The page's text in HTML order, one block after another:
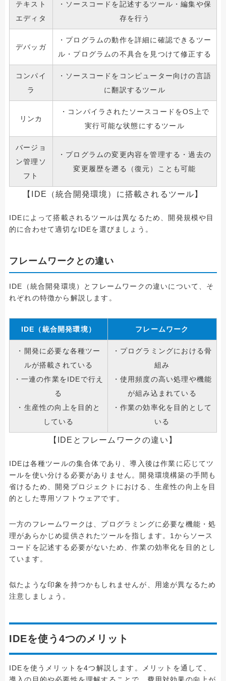
テキスト
エディタ
・ソースコードを記述するツール・編集や保
存を行う
デバッガ
・プログラムの動作を詳細に確認できるツー
ル・プログラムの不具合を見つけて修正する
コンパイ
ラ
・ソースコードをコンピューター向けの言語
に翻訳するツール
リンカ
・コンパイラされたソースコードをOS上で
実行可能な状態にするツール
バージョ
ン管理ソ
フト
・プログラムの変更内容を管理する・過去の
変更履歴を遡る（復元）ことも可能
【IDE（統合開発環境）に搭載されるツール】
IDEによって搭載されるツールは異なるため、開発規模や目
的に合わせて適切なIDEを選びましょう。
フレームワークとの違い
IDE（統合開発環境）とフレームワークの違いについて、そ
れぞれの特徴から解説します。
IDE（統合開発環境） フレームワーク
・開発に必要な各種ツー
ルが搭載されている
・一連の作業をIDEで行え
る
・生産性の向上を目的と
している
・プログラミングにおける骨
組み
・使用頻度の高い処理や機能
が組み込まれている
・作業の効率化を目的として
いる
【IDEとフレームワークの違い】
IDEは各種ツールの集合体であり、導入後は作業に応じてツ
ールを使い分ける必要がありません。開発環境構築の手間も
省けるため、開発プロジェクトにおける、生産性の向上を目
的とした専用ソフトウェアです。
一方のフレームワークは、プログラミングに必要な機能・処
理があらかじめ提供されたツールを指します。1からソース
コードを記述する必要がないため、作業の効率化を目的とし
ています。
似たような印象を持つかもしれませんが、用途が異なるため
注意しましょう。
IDEを使う4つのメリット
IDEを使うメリットを4つ解説します。メリットを通して、